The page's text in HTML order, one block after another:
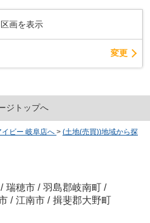
区画を表示
変更
ジトップへ
ビー 岐阜店へ > (土地(売買))地域から探
/ 瑞穂市 / 羽島郡岐南町 /
/ 江南市 / 揖斐郡大野町